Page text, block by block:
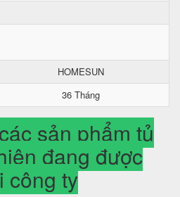
HOMESUN
36 Tháng
sản phẩm tủ
đang được
công ty